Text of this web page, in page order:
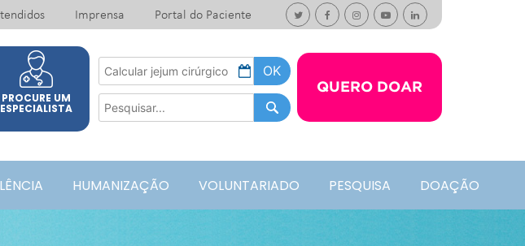
Imprensa Portal do Paciente
PROCURE UM
ESPECIALISTA
QUERO DOAR
HUMANIZAÇÃO VOLUNTARIADO PESQUISA DOAÇÃO